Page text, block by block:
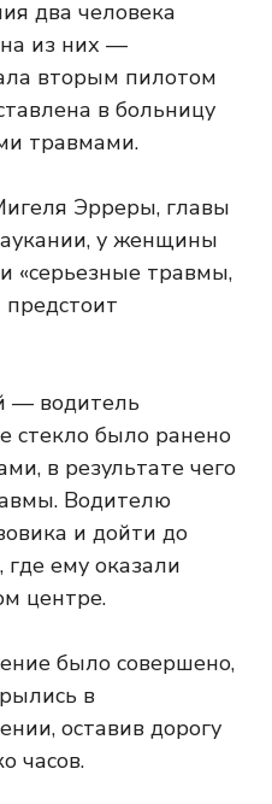
два человека
из них —
вторым пилотом
​​в больницу
травмами.
Эрреры, главы
у женщины
«серьезные травмы,
— водитель
стекло было ранено
в результате чего
Водителю
и дойти до
ему оказали
центре.
было совершено,
в
оставив дорогу
часов.